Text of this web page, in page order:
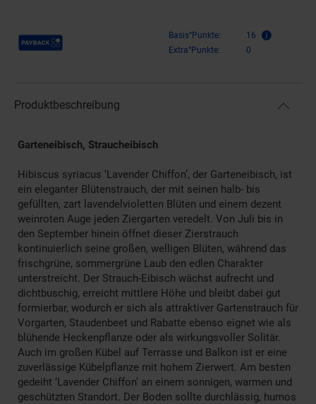
Payback Punkte Basis°Punkte:
16
Extra°Punkte:
0
Produktbeschreibung
Garteneibisch, Straucheibisch
Hibiscus syriacus ‘Lavender Chiffon’, der Garteneibisch, ist
ein eleganter Blütenstrauch, der mit seinen halb- bis
gefüllten, zart lavendelvioletten Blüten und einem dezent
weinroten Auge jeden Ziergarten veredelt. Von Juli bis in
den September hinein öffnet dieser Zierstrauch
kontinuierlich seine großen, welligen Blüten, während das
frischgrüne, sommergrüne Laub den edlen Charakter
unterstreicht. Der Strauch-Eibisch wächst aufrecht und
dichtbuschig, erreicht mittlere Höhe und bleibt dabei gut
formierbar, wodurch er sich als attraktiver Gartenstrauch für
Vorgarten, Staudenbeet und Rabatte ebenso eignet wie als
blühende Heckenpflanze oder als wirkungsvoller Solitär.
Auch im großen Kübel auf Terrasse und Balkon ist er eine
zuverlässige Kübelpflanze mit hohem Zierwert. Am besten
gedeiht ‘Lavender Chiffon’ an einem sonnigen, warmen und
geschützten Standort. Der Boden sollte durchlässig, humos